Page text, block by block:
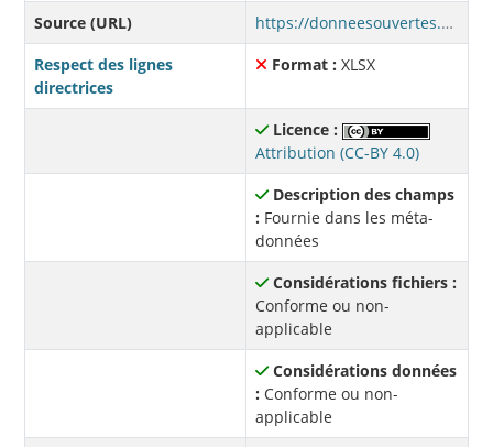
Source (URL)
https://donneesouvertes.affmunqc.net/election_municipale/Elec2021_MRC.xlsx
Respect des lignes
directrices
Format : XLSX
Licence :
Attribution (CC-BY 4.0)
Description des champs
: Fournie dans les méta-
données
Considérations fichiers :
Conforme ou non-
applicable
Considérations données
: Conforme ou non-
applicable